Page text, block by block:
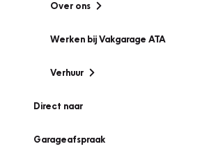
Over ons
Werken bij Vakgarage ATA
Verhuur
Direct naar
Garageafspraak